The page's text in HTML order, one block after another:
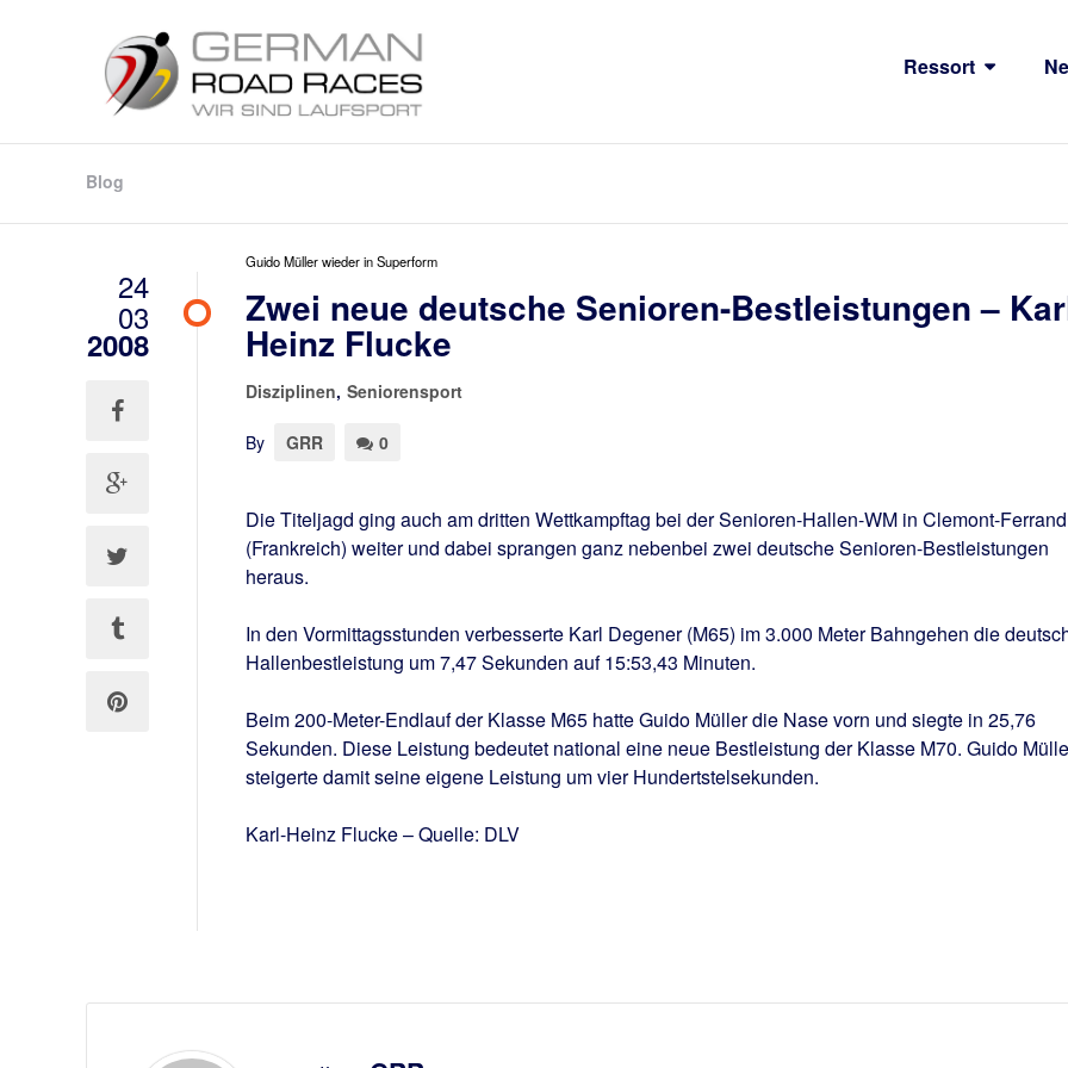
Ressort
Blog
24
03
2008
Guido Müller wieder in Superform
Zwei neue deutsche Senioren-Bestleistungen –
Heinz Flucke
Disziplinen, Seniorensport
By GRR 0
Die Titeljagd ging auch am dritten Wettkampftag bei der Senioren-Hallen-WM in Clemont-Ferrand
(Frankreich) weiter und dabei sprangen ganz nebenbei zwei deutsche Senioren-Bestleistungen
heraus.
In den Vormittagsstunden verbesserte Karl Degener (M65) im 3.000 Meter Bahngehen die
Hallenbestleistung um 7,47 Sekunden auf 15:53,43 Minuten.
Beim 200-Meter-Endlauf der Klasse M65 hatte Guido Müller die Nase vorn und siegte in 25,76
Sekunden. Diese Leistung bedeutet national eine neue Bestleistung der Klasse M70. Guido
steigerte damit seine eigene Leistung um vier Hundertstelsekunden.
Karl-Heinz Flucke – Quelle: DLV